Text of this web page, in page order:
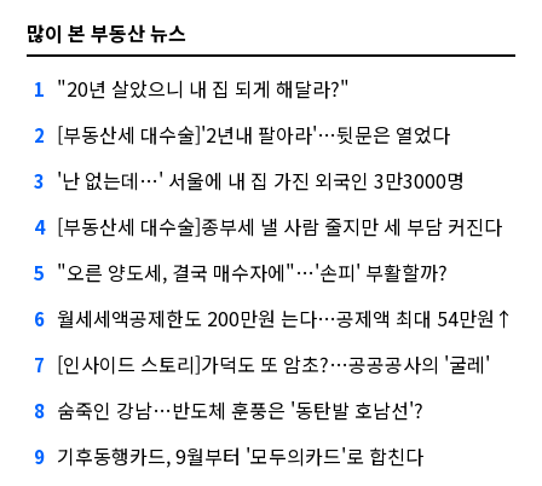
많이 본 부동산 뉴스
1 "20년 살았으니 내 집 되게 해달라?"
2 [부동산세 대수술]'2년내 팔아라'…뒷문은 열었다
3 '난 없는데…' 서울에 내 집 가진 외국인 3만3000명
4 [부동산세 대수술]종부세 낼 사람 줄지만 세 부담 커진다
5 "오른 양도세, 결국 매수자에"…'손피' 부활할까?
6 월세세액공제한도 200만원 는다…공제액 최대 54만원↑
7 [인사이드 스토리]가덕도 또 암초?…공공공사의 '굴레'
8 숨죽인 강남…반도체 훈풍은 '동탄발 호남선'?
9 기후동행카드, 9월부터 '모두의카드'로 합친다